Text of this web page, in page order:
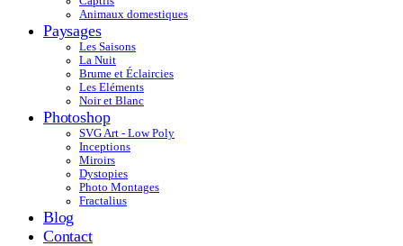
Animaux domestiques
Paysages
Les Saisons
La Nuit
Brume et Éclaircies
Les Eléments
Noir et Blanc
Photoshop
SVG Art - Low Poly
Inceptions
Miroirs
Dystopies
Photo Montages
Fractalius
Blog
Contact